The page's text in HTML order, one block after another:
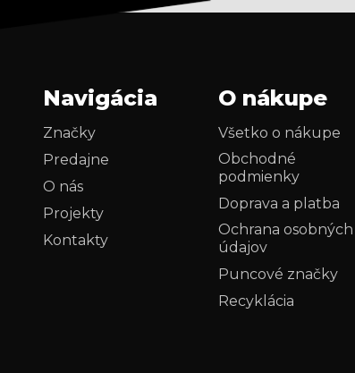
Navigácia
Značky
Predajne
O nás
Projekty
Kontakty
O nákupe
Všetko o nákupe
Obchodné
podmienky
Doprava a platba
Ochrana osobných
údajov
Puncové značky
Recyklácia